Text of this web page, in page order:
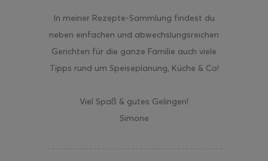
In meiner Rezepte-Sammlung findest du
neben einfachen und abwechslungsreichen
Gerichten für die ganze Familie auch viele
Tipps rund um Speiseplanung, Küche & Co!
Viel Spaß & gutes Gelingen!
Simone